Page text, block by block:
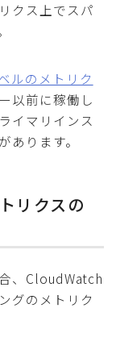
クス上でスパ
ルのメトリク
以前に稼働し
イマリインス
あります。
リクスの
、CloudWatch
グのメトリク